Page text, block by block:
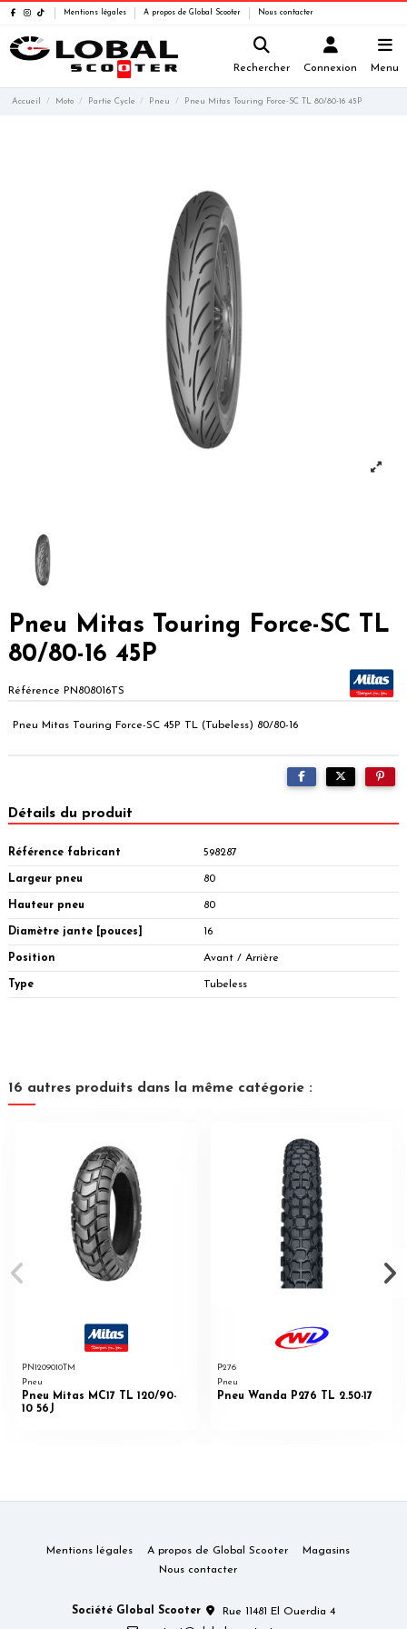
Mentions légales A propos de Global Scooter Nous contacter
Rechercher Connexion Menu
Accueil Moto Partie Cycle Pneu Pneu Mitas Touring Force-SC TL 80/80-16 45P
Pneu Mitas Touring Force-SC TL
80/80-16 45P
Référence PN808016TS
Pneu Mitas Touring Force-SC 45P TL (Tubeless) 80/80-16
Détails du produit
Référence fabricant 598287
Largeur pneu 80
Hauteur pneu 80
Diamètre jante [pouces] 16
Position Avant / Arrière
Type Tubeless
16 autres produits dans la même catégorie :
PN1209010TM
Pneu
Pneu Mitas MC17 TL 120/90-
10 56J
P276
Pneu
Pneu Wanda P276 TL 2.50-17
Mentions légales A propos de Global Scooter
Magasins
Nous contacter
Société Global Scooter
Rue 11481 El Ouerdia 4